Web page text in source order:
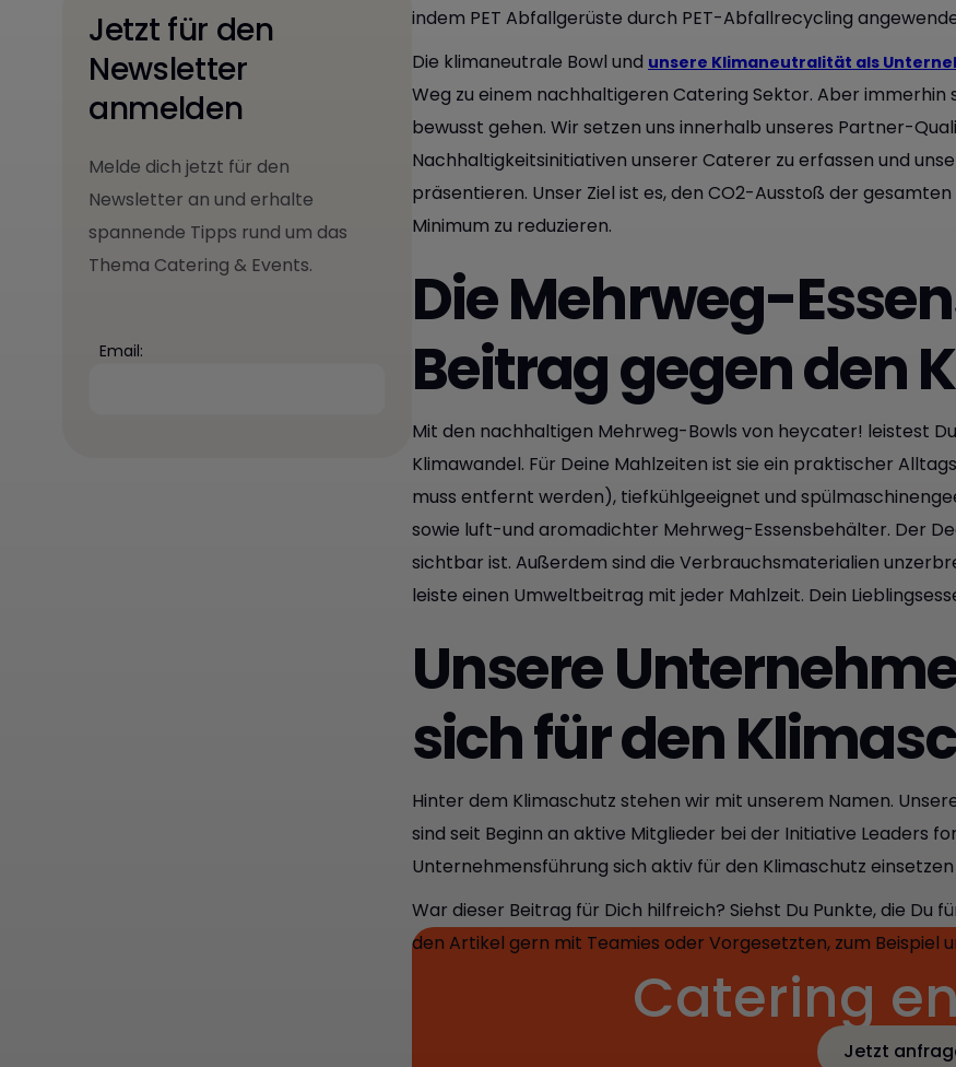
Jetzt für den
Newsletter
anmelden
Melde dich jetzt für den
Newsletter an und erhalte
spannende Tipps rund um das
Thema Catering & Events.
Email:
indem PET Abfallgerüste durch PET-Abfallrecycling
Die klimaneutrale Bowl und unsere Klimaneutralität als
Weg zu einem nachhaltigeren Catering Sektor. Aber immerhin
bewusst gehen. Wir setzen uns innerhalb unseres Partner-
Nachhaltigkeitsinitiativen unserer Caterer zu erfassen und
präsentieren. Unser Ziel ist es, den CO2-Ausstoß der
Minimum zu reduzieren.
Die Mehrweg-
Beitrag gegen den
Mit den nachhaltigen Mehrweg-Bowls von heycater! leistest
Klimawandel. Für Deine Mahlzeiten ist sie ein praktischer
muss entfernt werden), tiefkühlgeeignet und
sowie luft-und aromadichter Mehrweg-Essensbehälter. Der
sichtbar ist. Außerdem sind die Verbrauchsmaterialien
leiste einen Umweltbeitrag mit jeder Mahlzeit. Dein
Unsere
sich für den
Hinter dem Klimaschutz stehen wir mit unserem Namen.
sind seit Beginn an aktive Mitglieder bei der Initiative Leaders
Unternehmensführung sich aktiv für den Klimaschutz
War dieser Beitrag für Dich hilfreich? Siehst Du Punkte, die Du
den Artikel gern mit Teamies oder Vorgesetzten, zum Beispiel
Catering
Jetzt